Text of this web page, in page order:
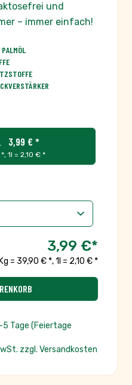
und
– immer einfach!
PALMÖL
3,99 € *
*, 1l = 2,10 € *
3,99 €*
= 39,90 € *,1l = 2,10 € *
Tage (Feiertage
zzgl. Versandkosten